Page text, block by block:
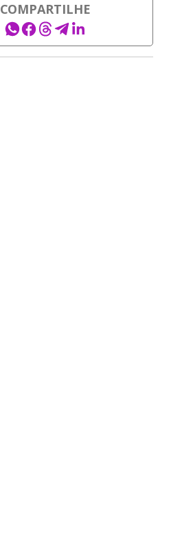
COMPARTILHE